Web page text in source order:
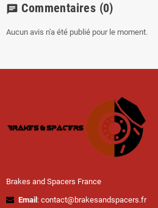
chat Commentaires (0)
Aucun avis n'a été publié pour le moment.
Brakes and Spacers France
Email : contact@brakesandspacers.fr